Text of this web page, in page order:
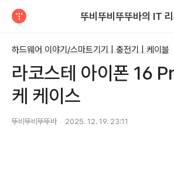
뚜비뚜비뚜뚜바의 IT
하드웨어 이야기/스마트기기 | 충전기 | 케이블
라코스테 아이폰 16
케 케이스
뚜비뚜비뚜뚜바 2025. 12. 19. 23:11